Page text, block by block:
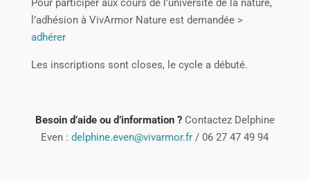
Pour participer aux cours de l’université de la nature,
l’adhésion à VivArmor Nature est demandée >
adhérer
Les inscriptions sont closes, le cycle a débuté.
Besoin d’aide ou d’information ?Contactez Delphine
Even :delphine.even@vivarmor.fr / 06 27 47 49 94